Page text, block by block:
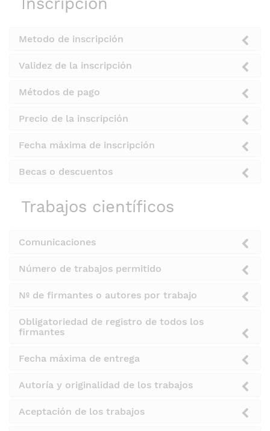
Metodo de inscripción
Validez de la inscripción
Métodos de pago
Precio de la inscripción
Fecha máxima de inscripción
Becas o descuentos
Trabajos científicos
Comunicaciones
Número de trabajos permitido
Nº de firmantes o autores por trabajo
Obligatoriedad de registro de todos los
firmantes
Fecha máxima de entrega
Autoría y originalidad de los trabajos
Aceptación de los trabajos